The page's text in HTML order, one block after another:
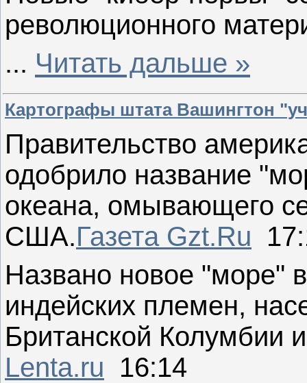
революционного
... Читать дальше »
Картографы штата Вашингтон
Правительство
одобрило название
океана, омывающего
США.Газета Gzt.Ru
Названо новое "море"
индейских племен,
Британской Колумбии
Lenta.ru
16:14